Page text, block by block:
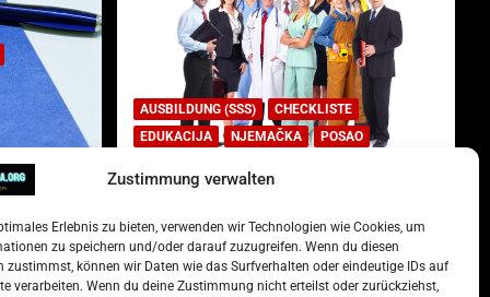
Zustimmung verwalten
Erlebnis zu bieten, verwenden wir Technologien wie Cookies, um
zu speichern und/oder darauf zuzugreifen. Wenn du diesen
zustimmst, können wir Daten wie das Surfverhalten oder eindeutige IDs auf
verarbeiten. Wenn du deine Zustimmung nicht erteilst oder zurückziehst,
AUSBILDUNG (SSS)
CHECKLISTE
EDUKACIJA
NJEMAČKA POSAO
Lista najtraženijih deficitarnih
15. Oktober 2022 Redakcija